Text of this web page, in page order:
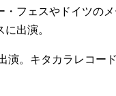
フェスやドイツの
出演。
演。キタカラレコー